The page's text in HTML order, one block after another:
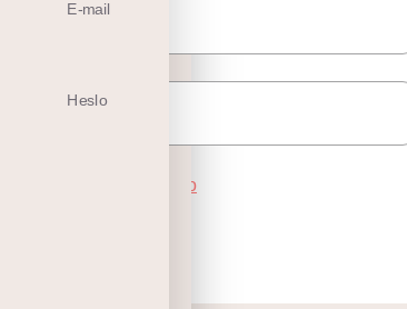
E-mail
Heslo
Zapomenuté heslo